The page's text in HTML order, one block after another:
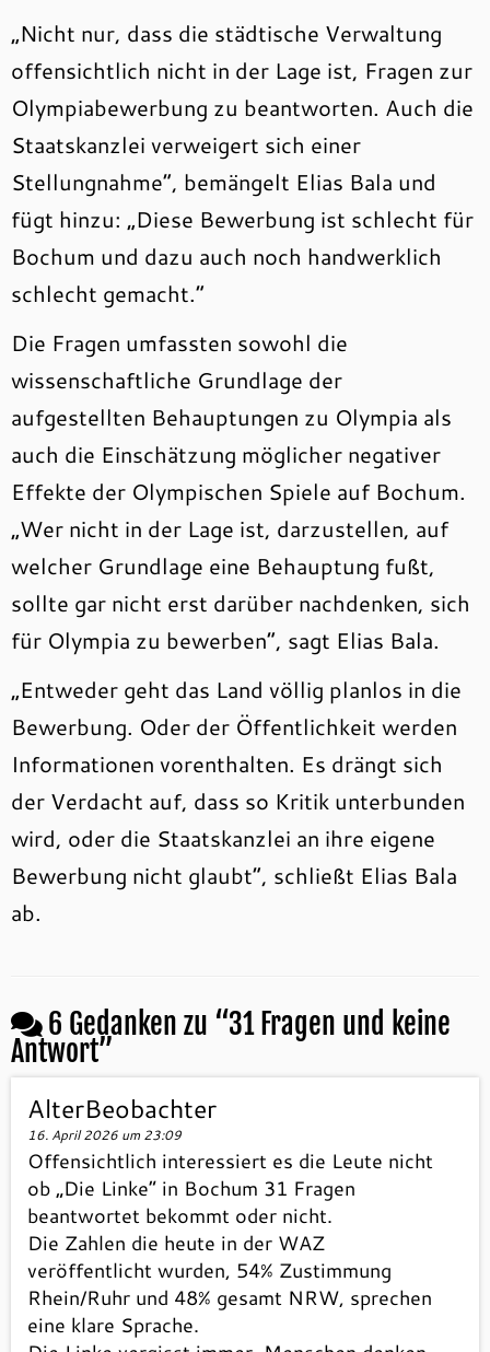
„Nicht nur, dass die städtische Verwaltung
offensichtlich nicht in der Lage ist, Fragen zur
Olympiabewerbung zu beantworten. Auch die
Staatskanzlei verweigert sich einer
Stellungnahme“, bemängelt Elias Bala und
fügt hinzu: „Diese Bewerbung ist schlecht für
Bochum und dazu auch noch handwerklich
schlecht gemacht.“
Die Fragen umfassten sowohl die
wissenschaftliche Grundlage der
aufgestellten Behauptungen zu Olympia als
auch die Einschätzung möglicher negativer
Effekte der Olympischen Spiele auf Bochum.
„Wer nicht in der Lage ist, darzustellen, auf
welcher Grundlage eine Behauptung fußt,
sollte gar nicht erst darüber nachdenken, sich
für Olympia zu bewerben“, sagt Elias Bala.
„Entweder geht das Land völlig planlos in die
Bewerbung. Oder der Öffentlichkeit werden
Informationen vorenthalten. Es drängt sich
der Verdacht auf, dass so Kritik unterbunden
wird, oder die Staatskanzlei an ihre eigene
Bewerbung nicht glaubt“, schließt Elias Bala
ab.
6 Gedanken zu “31 Fragen und keine
Antwort”
AlterBeobachter
16. April 2026 um 23:09
Offensichtlich interessiert es die Leute nicht
ob „Die Linke“ in Bochum 31 Fragen
beantwortet bekommt oder nicht.
Die Zahlen die heute in der WAZ
veröffentlicht wurden, 54% Zustimmung
Rhein/Ruhr und 48% gesamt NRW, sprechen
eine klare Sprache.